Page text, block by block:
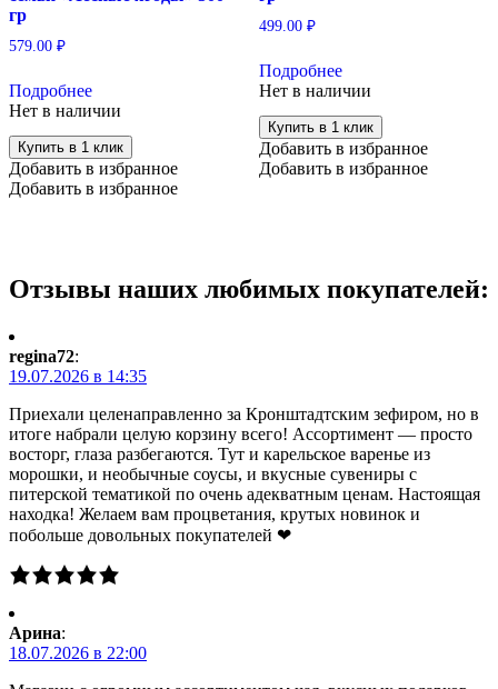
гр
579.00 ₽
Подробнее
Нет в наличии
Купить в 1 клик
Добавить в избранное
Добавить в избранное
499.00 ₽
Подробнее
Нет в наличии
Купить в 1 клик
Добавить в избранное
Добавить в избранное
Отзывы наших любимых покупателей:
regina72:
19.07.2026 в 14:35
Приехали целенаправленно за Кронштадтским зефиром, но в
итоге набрали целую корзину всего! Ассортимент — просто
восторг, глаза разбегаются. Тут и карельское варенье из
морошки, и необычные соусы, и вкусные сувениры с
питерской тематикой по очень адекватным ценам. Настоящая
находка! Желаем вам процветания, крутых новинок и
побольше довольных покупателей ❤
Арина:
18.07.2026 в 22:00